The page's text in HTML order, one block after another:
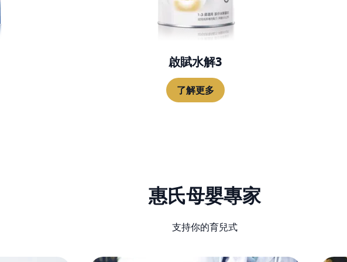
啟賦水解3
了解更多
惠氏母嬰專家
支持你的育兒式